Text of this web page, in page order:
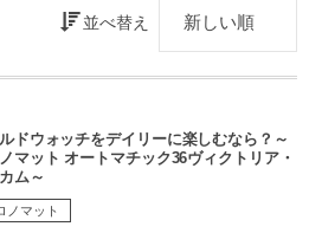
並べ替え
ドウォッチをデイリーに楽しむなら？～
マット オートマチック36ヴィクトリア・
ム～
ノマット